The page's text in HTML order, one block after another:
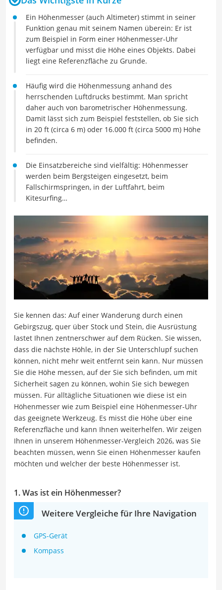
Ein Höhenmesser (auch Altimeter) stimmt in seiner
Funktion genau mit seinem Namen überein: Er ist
zum Beispiel in Form einer Höhenmesser-Uhr
verfügbar und misst die Höhe eines Objekts. Dabei
liegt eine Referenzfläche zu Grunde.
Häufig wird die Höhenmessung anhand des
herrschenden Luftdrucks bestimmt. Man spricht
daher auch von barometrischer Höhenmessung.
Damit lässt sich zum Beispiel feststellen, ob Sie sich
in 20 ft (circa 6 m) oder 16.000 ft (circa 5000 m) Höhe
befinden.
Die Einsatzbereiche sind vielfältig: Höhenmesser
werden beim Bergsteigen eingesetzt, beim
Fallschirmspringen, in der Luftfahrt, beim
Kitesurfing…
Sie kennen das: Auf einer Wanderung durch einen
Gebirgszug, quer über Stock und Stein, die Ausrüstung
lastet Ihnen zentnerschwer auf dem Rücken. Sie wissen,
dass die nächste Höhle, in der Sie Unterschlupf suchen
können, nicht mehr weit entfernt sein kann. Nur müssen
Sie die Höhe messen, auf der Sie sich befinden, um mit
Sicherheit sagen zu können, wohin Sie sich bewegen
müssen. Für alltägliche Situationen wie diese ist ein
Höhenmesser wie zum Beispiel eine Höhenmesser-Uhr
das geeignete Werkzeug. Es misst die Höhe über eine
Referenzfläche und kann Ihnen weiterhelfen. Wir zeigen
Ihnen in unserem Höhenmesser-Vergleich 2026, was Sie
beachten müssen, wenn Sie einen Höhenmesser kaufen
möchten und welcher der beste Höhenmesser ist.
1. Was ist ein Höhenmesser?
Weitere Vergleiche für Ihre Navigation
GPS-Gerät
Kompass